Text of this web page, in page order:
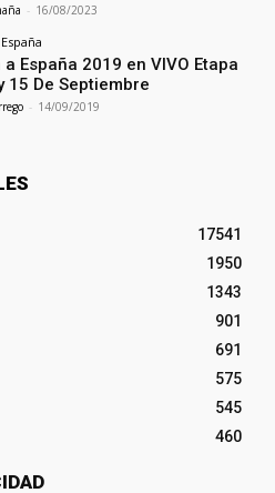
- 16/08/2023
España 2019 en VIVO Etapa
15 De Septiembre
- 14/09/2019
17541
1950
1343
901
691
575
545
460